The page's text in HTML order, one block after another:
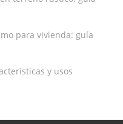
para vivienda: guía
y usos